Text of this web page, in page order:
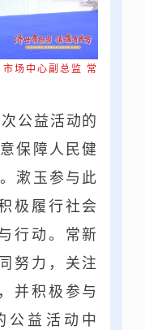
场中心副总监 常
公益活动的
保障人民健
漱玉参与此
极履行社会
行动。常新
努力，关注
并积极参与
公益活动中